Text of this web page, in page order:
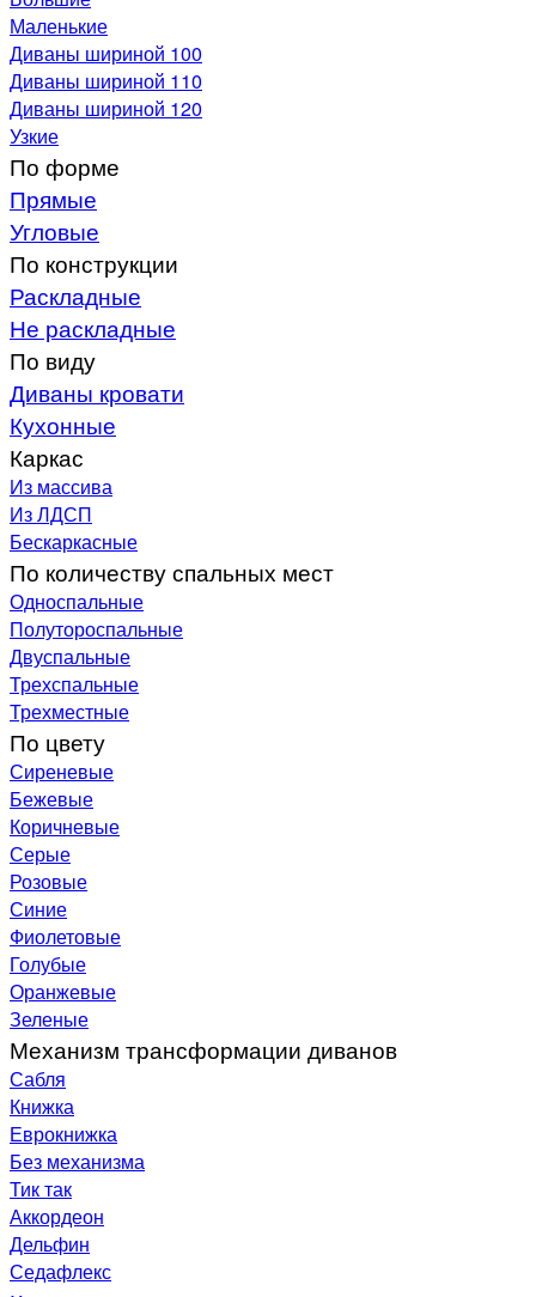
Маленькие
Диваны шириной 100
Диваны шириной 110
Диваны шириной 120
Узкие
По форме
Прямые
Угловые
По конструкции
Раскладные
Не раскладные
По виду
Диваны кровати
Кухонные
Каркас
Из массива
Из ЛДСП
Бескаркасные
По количеству спальных мест
Односпальные
Полутороспальные
Двуспальные
Трехспальные
Трехместные
По цвету
Сиреневые
Бежевые
Коричневые
Серые
Розовые
Синие
Фиолетовые
Голубые
Оранжевые
Зеленые
Механизм трансформации диванов
Сабля
Книжка
Еврокнижка
Без механизма
Тик так
Аккордеон
Дельфин
Седафлекс